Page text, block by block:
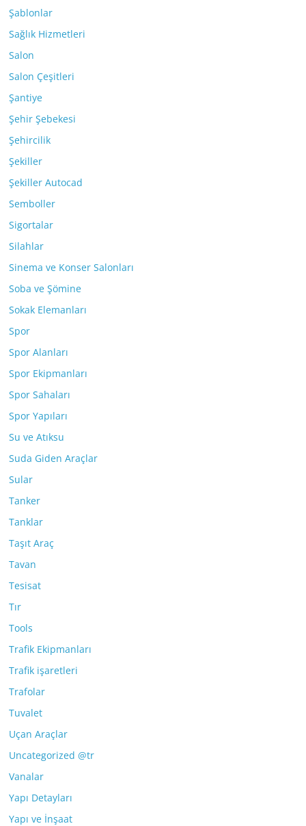
Şablonlar
Sağlık Hizmetleri
Salon
Salon Çeşitleri
Şantiye
Şehir Şebekesi
Şehircilik
Şekiller
Şekiller Autocad
Semboller
Sigortalar
Silahlar
Sinema ve Konser Salonları
Soba ve Şömine
Sokak Elemanları
Spor
Spor Alanları
Spor Ekipmanları
Spor Sahaları
Spor Yapıları
Su ve Atıksu
Suda Giden Araçlar
Sular
Tanker
Tanklar
Taşıt Araç
Tavan
Tesisat
Tır
Tools
Trafik Ekipmanları
Trafik işaretleri
Trafolar
Tuvalet
Uçan Araçlar
Uncategorized @tr
Vanalar
Yapı Detayları
Yapı ve İnşaat